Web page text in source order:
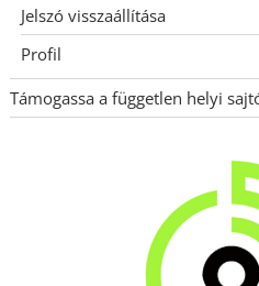
Jelszó visszaállítása
Profil
Támogassa a független helyi